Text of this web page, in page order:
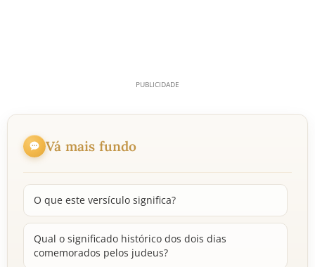
Vá mais fundo
O que este versículo significa?
Qual o significado histórico dos dois dias
comemorados pelos judeus?